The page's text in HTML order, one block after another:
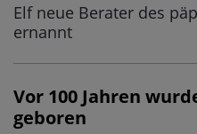
Elf neue Berater des
ernannt
Vor 100 Jahren
geboren